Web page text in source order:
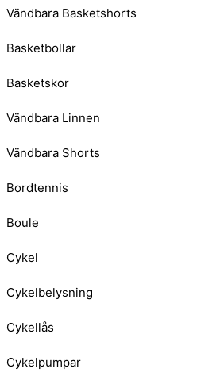
Vändbara Basketshorts
Basketbollar
Basketskor
Vändbara Linnen
Vändbara Shorts
Bordtennis
Boule
Cykel
Cykelbelysning
Cykellås
Cykelpumpar